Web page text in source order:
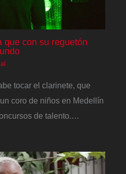
que con su reguetón
tocar el clarinete, que
coro de niños en Medellín
de talento.…